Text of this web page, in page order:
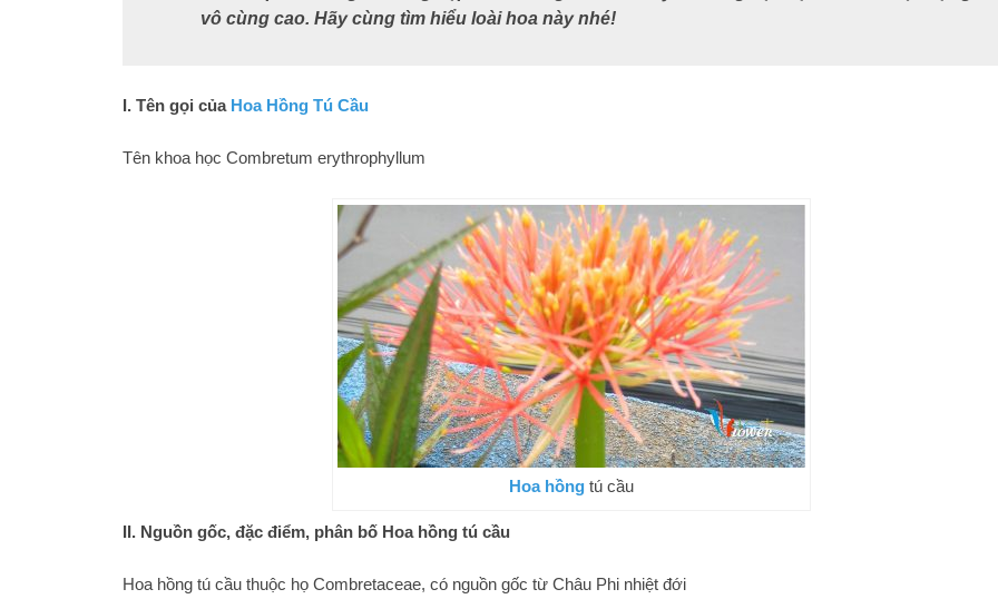
vô cùng cao. Hãy cùng tìm hiểu loài hoa này nhé!
I. Tên gọi của Hoa Hồng Tú Cầu
Tên khoa học Combretum erythrophyllum
Hoa hồngtú cầu
II. Nguồn gốc, đặc điểm, phân bố Hoa hồng tú cầu
Hoa hồng tú cầu thuộc họ Combretaceae, có nguồn gốc từ Châu Phi nhiệt đới